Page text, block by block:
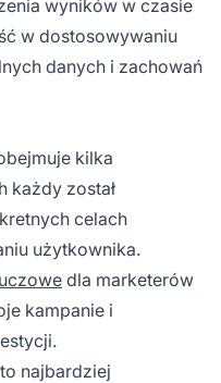
wyników w czasie
w dostosowywaniu
danych i zachowań
kilka
każdy został
celach
użytkownika.
dla marketerów
kampanie i
to najbardziej